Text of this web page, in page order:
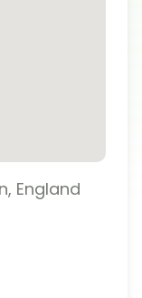
, England